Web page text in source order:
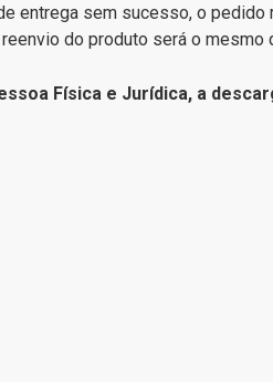
entrega sem sucesso, o
do produto será o
Física e Jurídica, a